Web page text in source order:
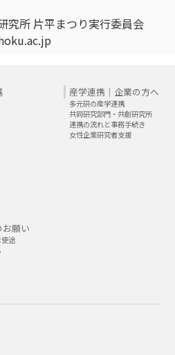
究所 片平まつり実行委員会
産学連携｜企業の方へ
多元研の産学連携
共同研究部門・共創研究所
連携の流れと事務手続き
女性企業研究者支援
お願い
途